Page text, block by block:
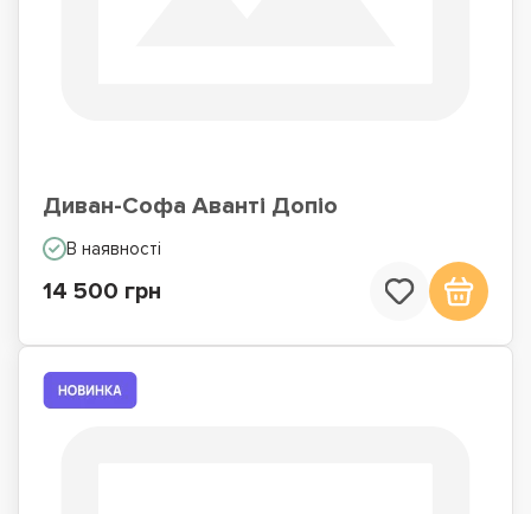
Диван-Софа Аванті Допіо
В наявності
14 500 грн